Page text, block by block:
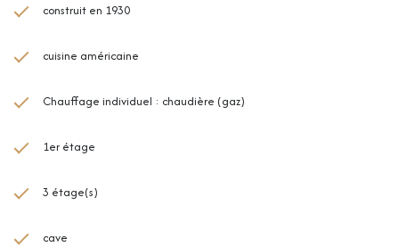
construit en 1930
cuisine américaine
Chauffage individuel : chaudière (gaz)
1er étage
3 étage(s)
cave